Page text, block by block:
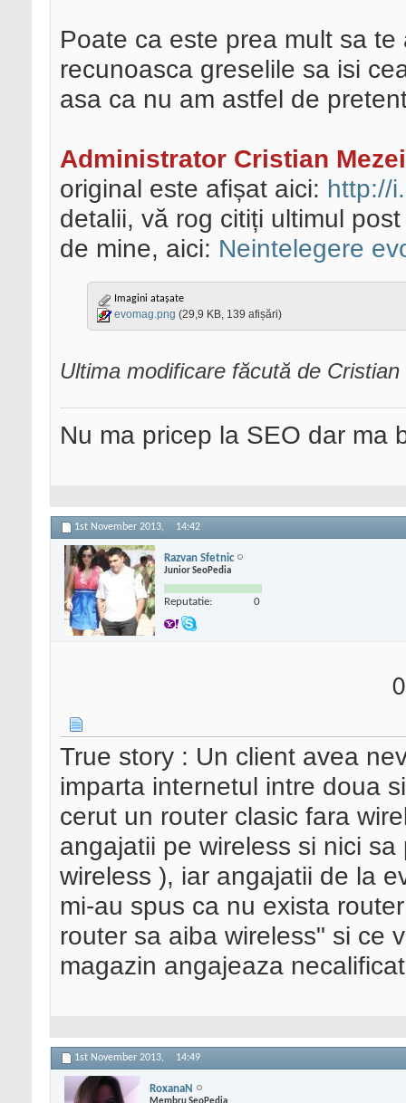
Poate ca este prea mult sa
recunoasca greselile sa isi
asa ca nu am astfel de
Administrator Cristian Mezei
original este afișat aici: http://
detalii, vă rog citiți ultimul
de mine, aici: Neintelegere
Imagini atașate
evomag.png (29,9 KB, 139 afișări)
Ultima modificare făcută de
Nu ma pricep la SEO dar ma
1st November 2013, 14:42
Razvan Sfetnic
Junior SeoPedia
Reputatie: 0
True story : Un client avea
imparta internetul intre doua
cerut un router clasic fara
angajatii pe wireless si nici
wireless ), iar angajatii de la
mi-au spus ca nu exista
router sa aiba wireless" si ce
magazin angajeaza
1st November 2013, 14:49
RoxanaN